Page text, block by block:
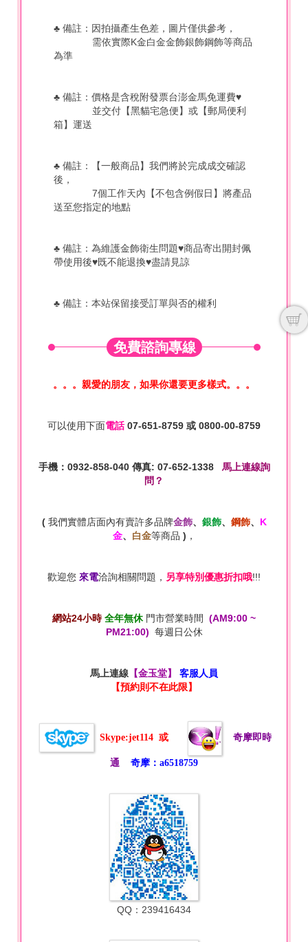
♣ 備註：因拍攝產生色差，圖片僅供參考，
需依實際K金白金金飾銀飾鋼飾等商品
為準
♣ 備註：價格是含稅附發票台澎金馬免運費♥
並交付【黑貓宅急便】或【郵局便利
箱】運送
♣ 備註：【一般商品】我們將於完成成交確認
後，
7個工作天內【不包含例假日】將產品
送至您指定的地點
♣ 備註：為維護金飾衛生問題♥商品寄出開封佩
帶使用後♥既不能退換♥盡請見諒
♣ 備註：本站保留接受訂單與否的權利
免費諮詢專線
。。。親愛的朋友，如果你還要更多樣式。。。
可以使用下面電話 07-651-8759 或 0800-00-8759
手機：0932-858-040 傳真: 07-652-1338 馬上連線詢
問？
( 我們實體店面內有賣許多品牌金飾、 銀飾、 鋼飾、 K
金、 白金等商品 ) ，
歡迎您 來電洽詢相關問題， 另享特別優惠折扣哦!!!
網站24小時全年無休門市營業時間 (AM9:00 ~
PM21:00) 每週日公休
馬上連線 【金玉堂】
客服人員
【預約則不在此限】
Skype:jet114 或 奇摩即時
通 奇摩：a6518759
QQ：239416434